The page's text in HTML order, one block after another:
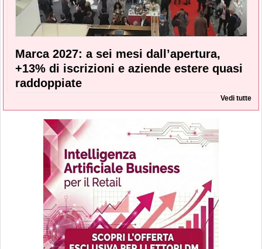
Marca 2027: a sei mesi dall’apertura,
+13% di iscrizioni e aziende estere quasi
raddoppiate
Vedi tutte